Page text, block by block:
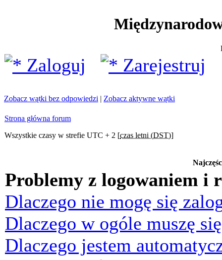
Zaloguj Zarejestruj
Zobacz wątki bez odpowiedzi | Zobacz aktywne wątki
Strona główna forum
Wszystkie czasy w strefie UTC + 2 [czas letni (DST)]
Problemy z logowaniem i
Dlaczego nie mogę się
Dlaczego w ogóle muszę
Dlaczego jestem